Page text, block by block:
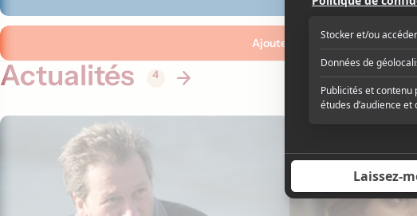
Ajouter ma critique
Actualités 4